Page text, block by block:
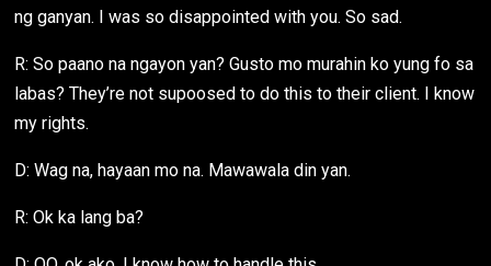
ng ganyan. I was so disappointed with you. So sad.
R: So paano na ngayon yan? Gusto mo murahin ko yung fo sa
labas? They’re not supoosed to do this to their client. I know
my rights.
D: Wag na, hayaan mo na. Mawawala din yan.
R: Ok ka lang ba?